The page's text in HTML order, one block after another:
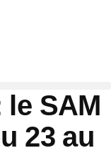
SAM
23 au